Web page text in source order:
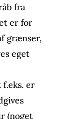
fra
er for
grænser,
eget
er
(noget